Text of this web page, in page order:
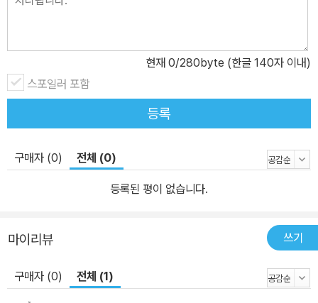
지 한 소녀를 어른들도, 아이들도 좋아하지 않는다. 오직 옆집에 사는
요정이 산다는 마을을 보았기 때문이다. 처음부터 그 말을 믿은 건 아
니었는데 웬일인지 자꾸 그곳이 궁금하다. 옆집 뒤뜰에 머무는 시간
이 많아지면서 힐러리는 사라케이트의 좋은 점들을 발견한다. 그리고
요정을 보기 위해 지금까지 보던 것과는 다르게 보는 법을 연습하면
서 사물을 새롭게 대하기 시작한다. 사라케이트 역시 편견 없이 다가
오는 힐러리에게 조금씩 마음을 연다. 마음을 너무 많이 주었다는 데
생각이 미치면 흠칫 놀라 또다시 으르렁대긴 하지만. 그러던 어느 날
힐러리는 사라케이트의 비밀을 알게 되고, 비밀을 나눠 가진 두 아이
고 엄마는 병원으로, 사라케이트는 멀리 사는 친척 집으로 가게 된다.
그 사이 사라케이트에 대한 소문이 사실과는 다르게 왜곡되고 부풀려
지는 걸 보고 힐러리는 깜짝 놀란다. 역시 눈에 보이는 것, 귀에 들리
는 것이 다가 아니란 사실을 확인한 셈이다. 사라케이트와 엄마를 떼
현재 0/280byte (한글 140자 이내)
스포일러 포함
등록
구매자 (0) 전체 (0)
등록된 평이 없습니다.
마이리뷰 쓰기
구매자 (0) 전체 (1)